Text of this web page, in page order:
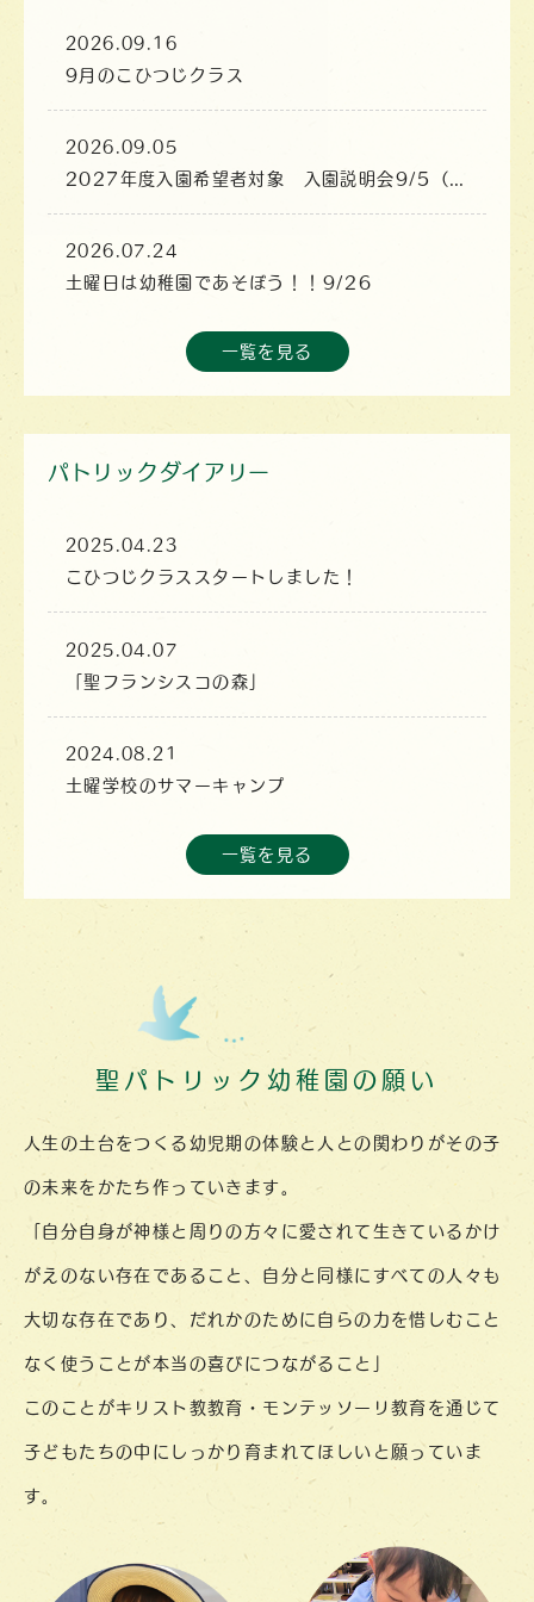
一覧を見る
2026.09.16
9月のこひつじクラス
2026.09.05
2027年度入園希望者対象 入園説明会9/5（土）
2026.07.24
土曜日は幼稚園であそぼう！！9/26
パトリックダイアリー
一覧を見る
2025.04.23
こひつじクラススタートしました！
2025.04.07
「聖フランシスコの森」
2024.08.21
土曜学校のサマーキャンプ
聖パトリック幼稚園の願い
人生の土台をつくる幼児期の体験と 人との関わりがその子
の未来をかたち作っていきます。
「自分自身が神様と周りの方々に愛されて生きているかけ
がえのない存在であること、 自分と同様にすべての人々も
大切な存在であり、 だれかのために自らの力を惜しむこと
なく 使うことが本当の喜びにつながること」
このことがキリスト教教育・ モンテッソーリ教育を通じて
子どもたちの中にしっかり育まれてほしいと願っていま
す。